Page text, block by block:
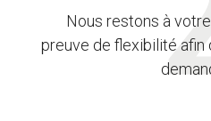
Nous restons à
preuve de flexibilité afin